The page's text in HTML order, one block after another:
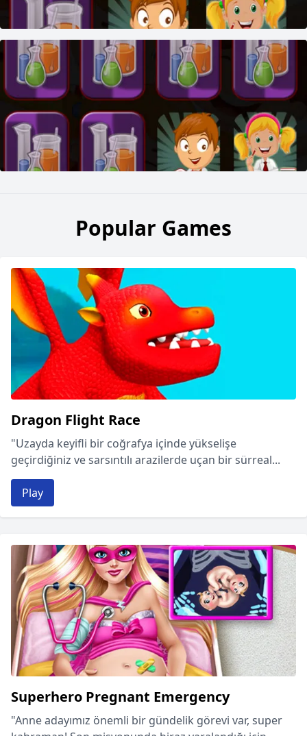
Popular Games
Dragon Flight Race
"Uzayda keyifli bir coğrafya içinde yükselişe
geçirdiğiniz ve sarsıntılı arazilerde uçan bir sürreal...
Play
Superhero Pregnant Emergency
"Anne adayımız önemli bir gündelik görevi var, super